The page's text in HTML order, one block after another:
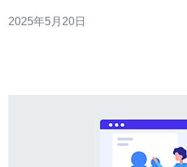
势。 越南CN2网络连接是指连接越南和中国的网络。它采
2025年5月20日